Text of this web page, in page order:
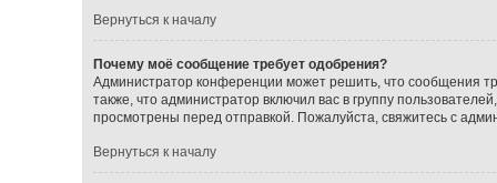
Вернуться к началу
Почему моё сообщение требует одобрения?
Администратор конференции может решить, что сообщения
также, что администратор включил вас в группу
просмотрены перед отправкой. Пожалуйста, свяжитесь с
Вернуться к началу